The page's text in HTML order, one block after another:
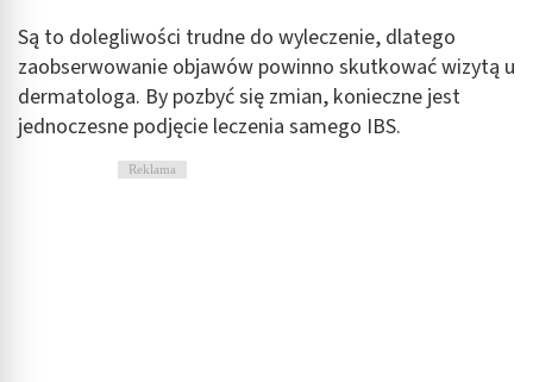
Są to dolegliwości trudne do wyleczenie, dlatego
zaobserwowanie objawów powinno skutkować wizytą u
dermatologa. By pozbyć się zmian, konieczne jest
jednoczesne podjęcie leczenia samego IBS.
Reklama